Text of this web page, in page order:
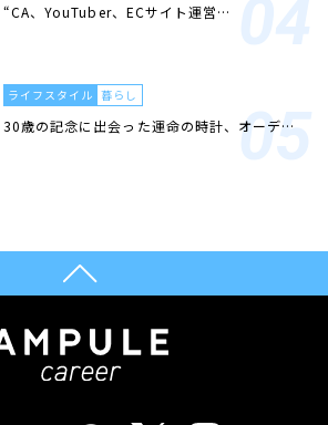
“CA、YouTuber、ECサイト運営…
ライフスタイル 暮らし
30歳の記念に出会った運命の時計、オーデ…